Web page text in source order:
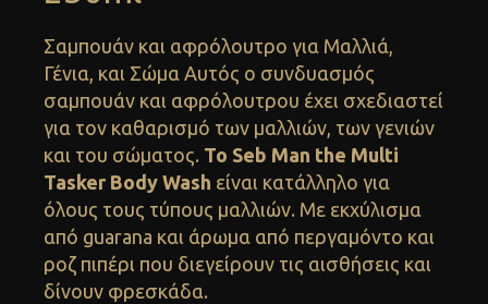
Σαμπουάν και αφρόλουτρο για Μαλλιά,
Γένια, και Σώμα Αυτός ο συνδυασμός
σαμπουάν και αφρόλουτρου έχει σχεδιαστεί
για τον καθαρισμό των μαλλιών, των γενιών
και του σώματος. Το Seb Man the Multi
Tasker Body Wash είναι κατάλληλο για
όλους τους τύπους μαλλιών. Με εκχύλισμα
από guarana και άρωμα από περγαμόντο και
ροζ πιπέρι που διεγείρουν τις αισθήσεις και
δίνουν φρεσκάδα.